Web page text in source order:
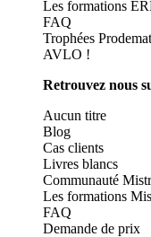
Les formations
FAQ
Trophées
AVLO !
Retrouvez nous
Aucun titre
Blog
Cas clients
Livres blancs
Communauté
Les formations
FAQ
Demande de prix